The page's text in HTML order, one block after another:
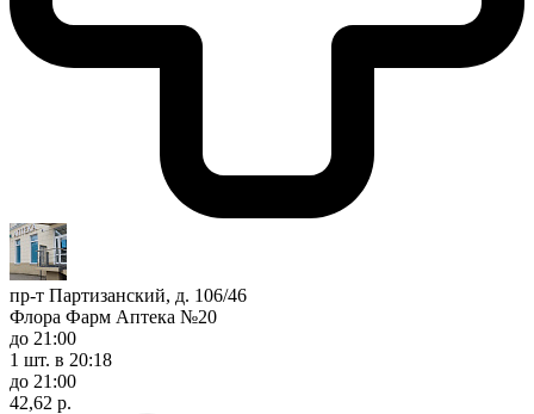
пр-т Партизанский, д. 106/46
Флора Фарм Аптека №20
до 21:00
1 шт. в 20:18
до 21:00
42,62 р.